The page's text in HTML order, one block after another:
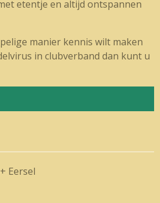
etentje en altijd ontspannen
manier kennis wilt maken
in clubverband dan kunt u
Eersel